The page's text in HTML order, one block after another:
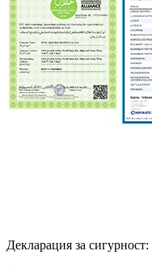
Декларация за сигурност: